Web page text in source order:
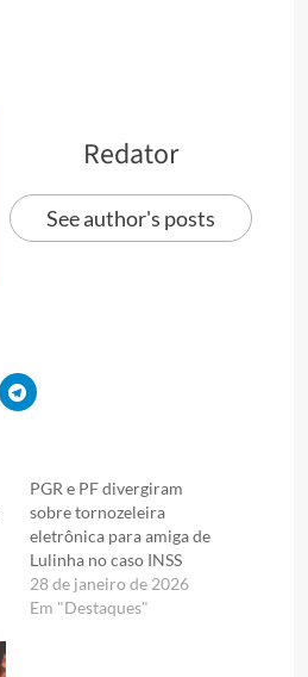
Redator
See author's posts
PGR e PF divergiram
sobre tornozeleira
eletrônica para amiga de
Lulinha no caso INSS
28 de janeiro de 2026
Em "Destaques"